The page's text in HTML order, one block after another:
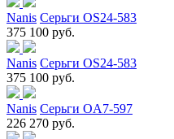
Nanis Серьги OS24-583
375 100 руб.
Nanis Серьги OS24-583
375 100 руб.
Nanis Серьги OA7-597
226 270 руб.